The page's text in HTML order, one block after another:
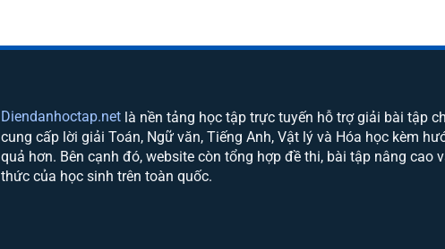
Diendanhoctap.netlà nền tảng học tập trực tuyến hỗ trợ giải bài tập
cung cấp lời giải Toán, Ngữ văn, Tiếng Anh, Vật lý và Hóa học kèm
quả hơn. Bên cạnh đó, website còn tổng hợp đề thi, bài tập nâng
thức của học sinh trên toàn quốc.